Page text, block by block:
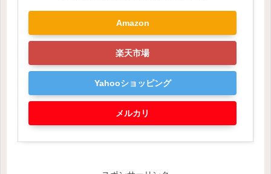
Amazon
楽天市場
Yahooショッピング
メルカリ